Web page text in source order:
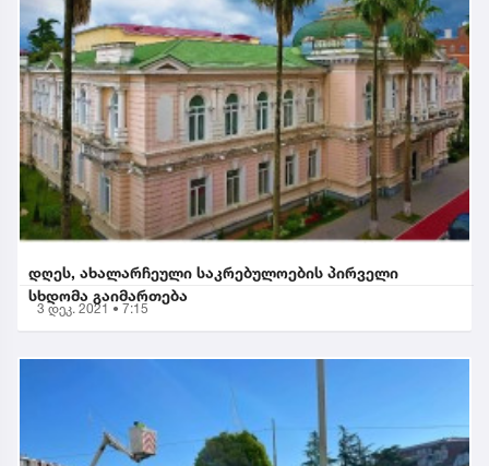
დღეს, ახალარჩეული საკრებულოების პირველი
სხდომა გაიმართება
3 დეკ. 2021 • 7:15